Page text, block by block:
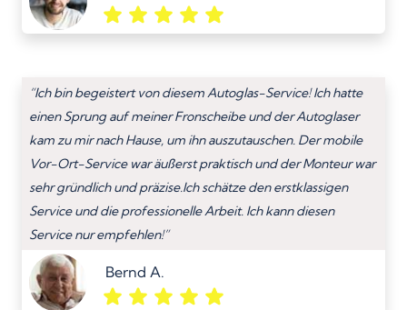
“Ich bin begeistert von diesem Autoglas-Service! Ich hatte
einen Sprung auf meiner Fronscheibe und der Autoglaser
kam zu mir nach Hause, um ihn auszutauschen. Der mobile
Vor-Ort-Service war äußerst praktisch und der Monteur war
sehr gründlich und präzise.Ich schätze den erstklassigen
Service und die professionelle Arbeit. Ich kann diesen
Service nur empfehlen!”
Bernd A.